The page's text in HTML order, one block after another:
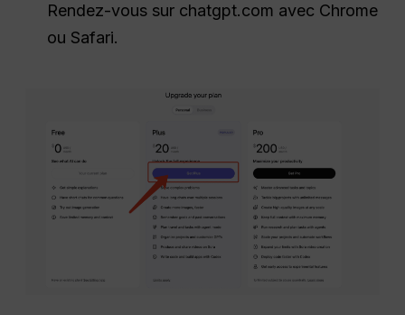
Rendez-vous sur chatgpt.com avec Chrome
ou Safari.